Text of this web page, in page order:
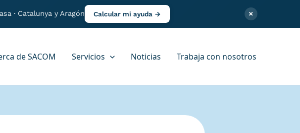
· Catalunya y Aragón Calcular mi ayuda → ×
de SACOM Servicios Noticias Trabaja con nosotros